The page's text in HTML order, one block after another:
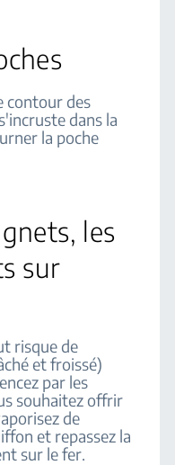
contour des
dans la
la poche
les
sur
risque de
et froissé)
par les
souhaitez offrir
de
et repassez la
sur le fer.